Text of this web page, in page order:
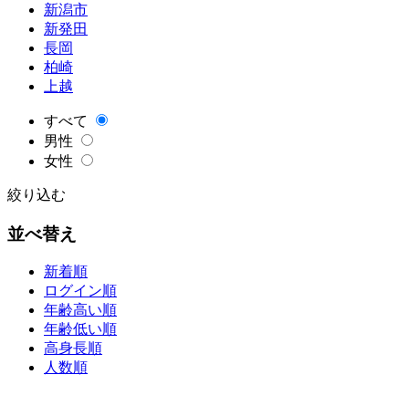
新潟市
新発田
長岡
柏崎
上越
すべて
男性
女性
絞り込む
並べ替え
新着順
ログイン順
年齢高い順
年齢低い順
高身長順
人数順